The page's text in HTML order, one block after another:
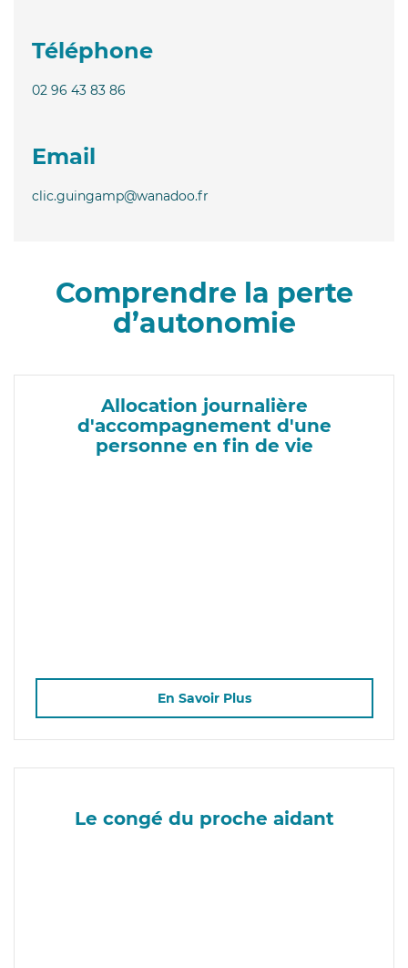
Téléphone
02 96 43 83 86
Email
clic.guingamp@wanadoo.fr
Comprendre la perte
d’autonomie
Allocation journalière
d'accompagnement d'une
personne en fin de vie
En Savoir Plus
Le congé du proche aidant